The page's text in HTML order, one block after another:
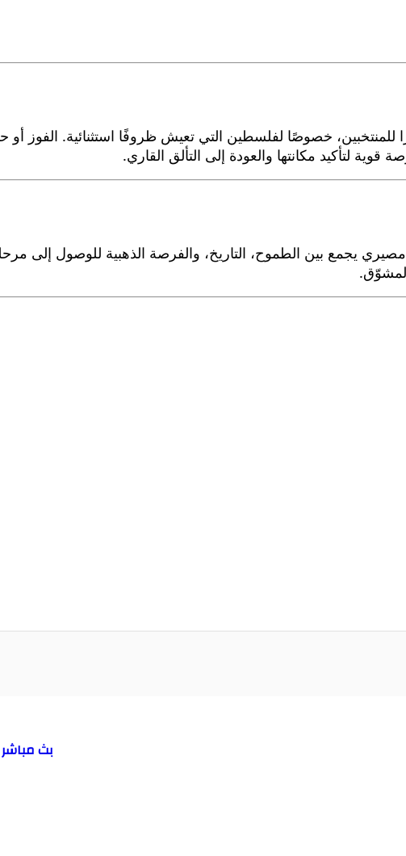
للمنتخبين، خصوصًا لفلسطين التي تعيش ظروفًا استثنائية. الفوز
لتأكيد مكانتها والعودة إلى التألق القاري.
بث